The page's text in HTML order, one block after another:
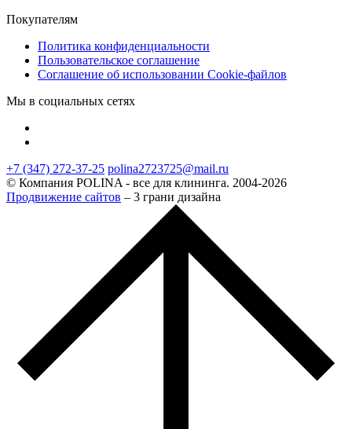
Покупателям
Политика конфиденциальности
Пользовательское соглашение
Соглашение об использовании Cookie-файлов
Мы в социальных сетях
+7 (347) 272-37-25 polina2723725@mail.ru
© Компания POLINA - все для клининга. 2004-2026
Продвижение сайтов – 3 грани дизайна